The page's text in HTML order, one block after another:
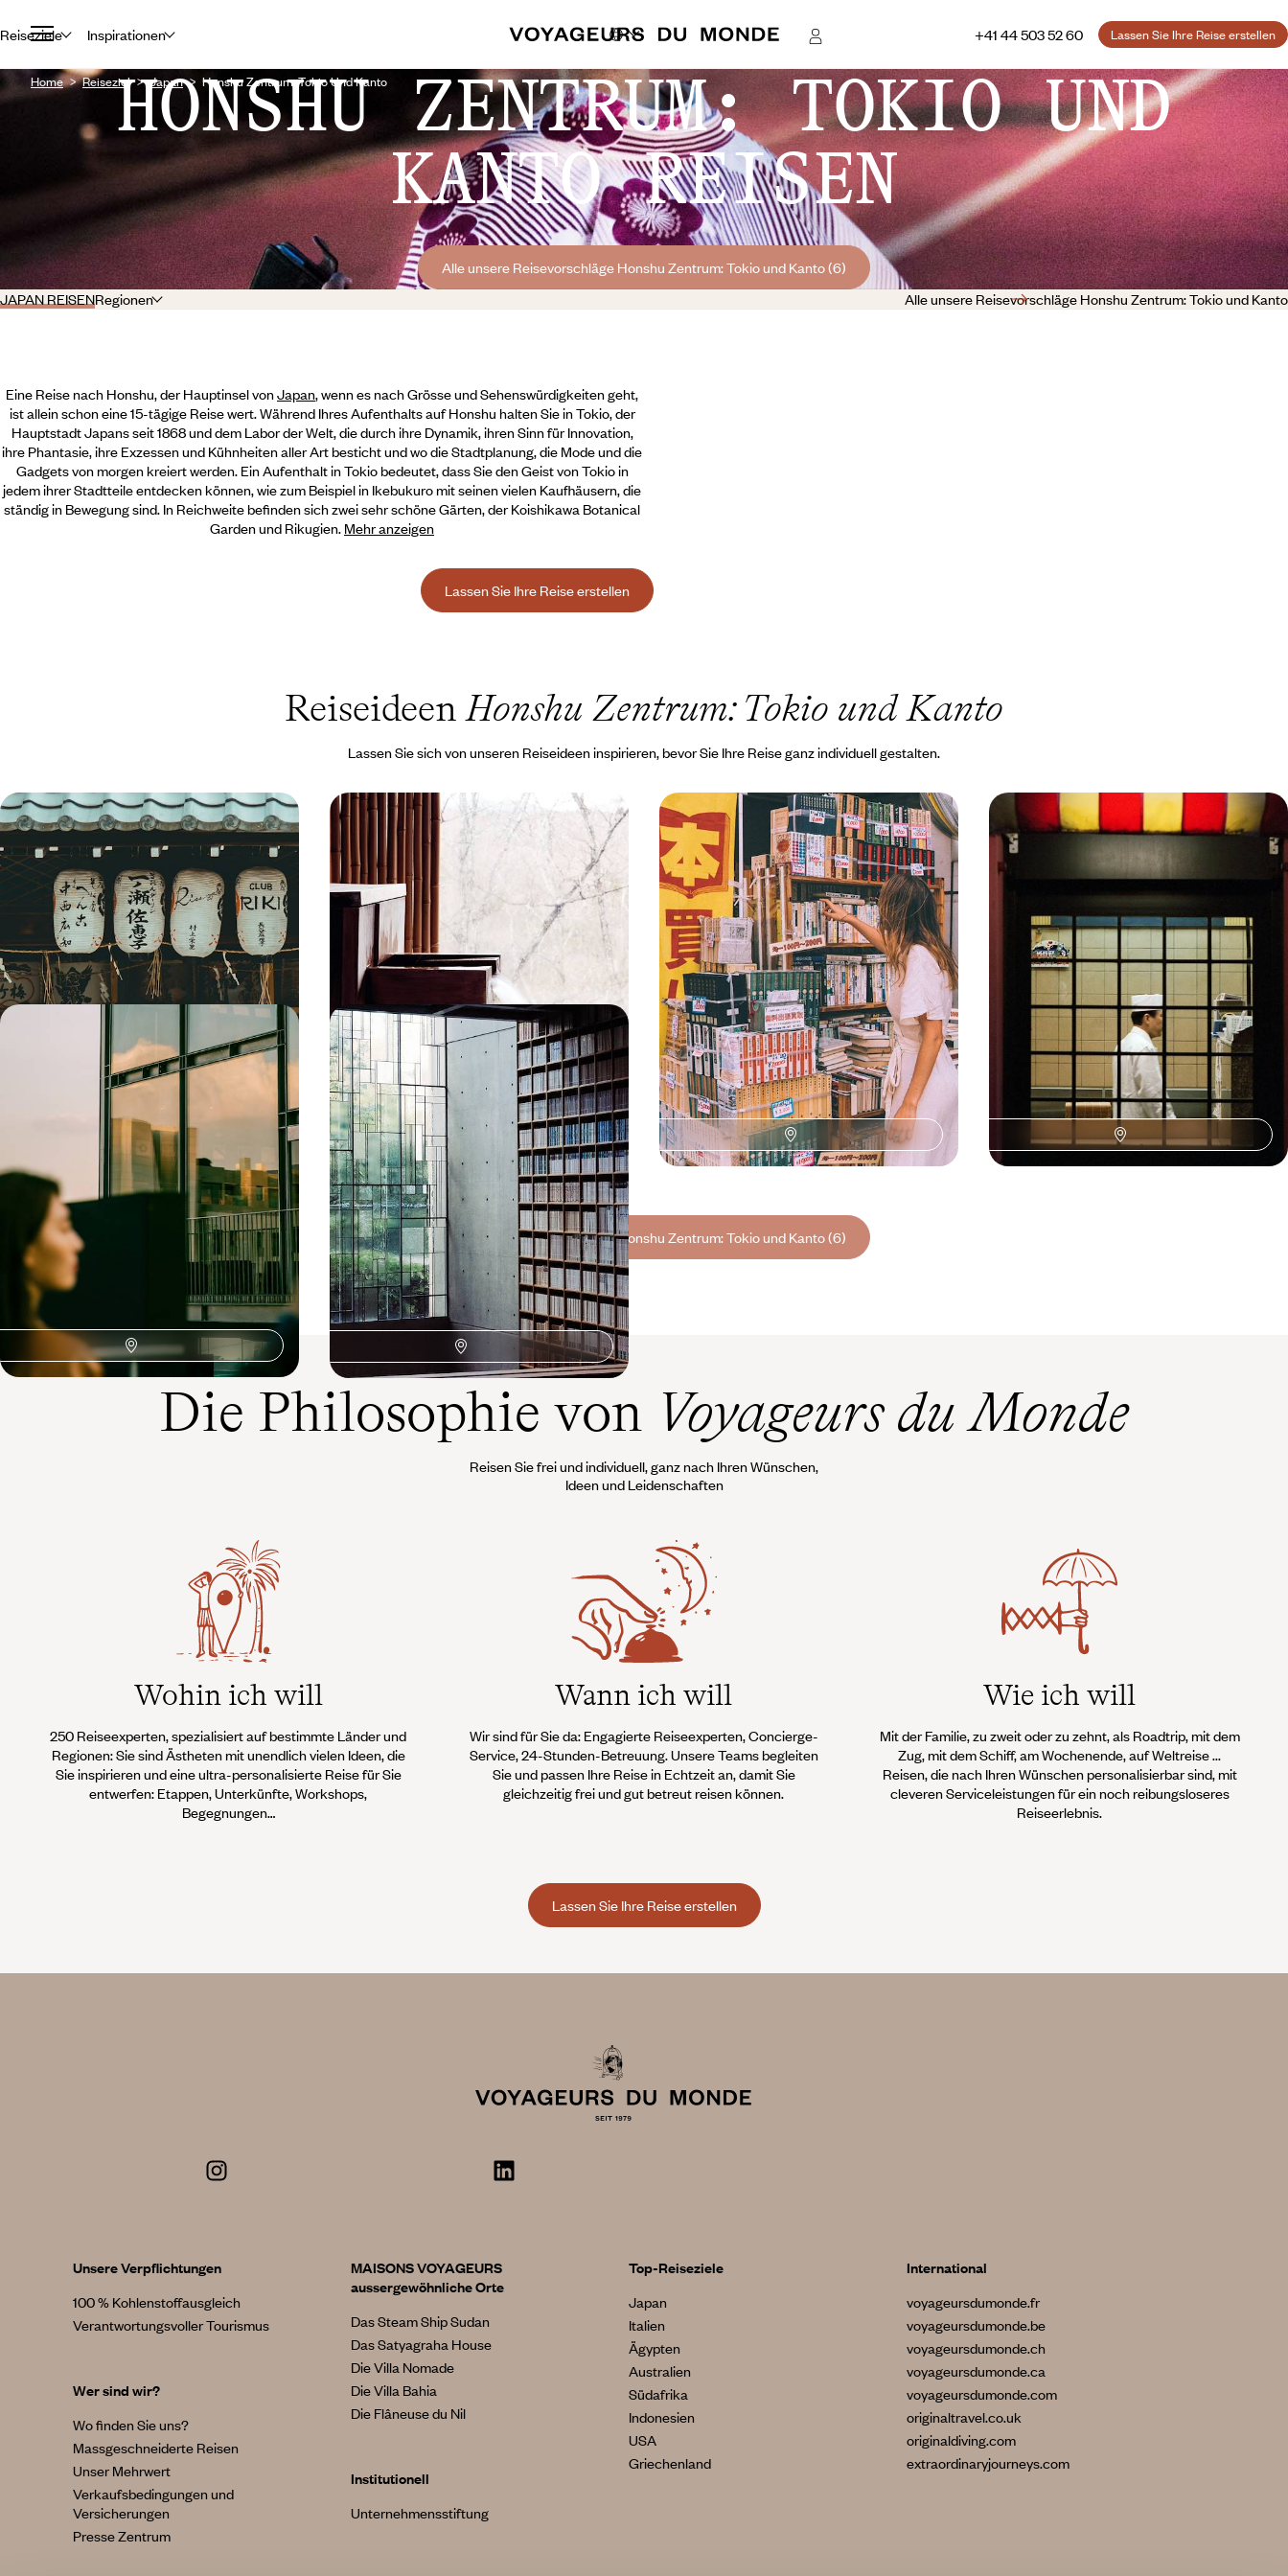
Reiseziele Inspirationen +41 44 503 52 60 Lassen Sie Ihre Reise erstellen
Home Reiseziel Japan Honshu Zentrum: Tokio Und Kanto
HONSHU ZENTRUM: TOKIO UND
KANTO REISEN
Alle unsere Reisevorschläge Honshu Zentrum: Tokio und Kanto (6)
JAPAN REISENRegionen Alle unsere Reisevorschläge Honshu Zentrum: Tokio und Kanto
Eine Reise nach Honshu, der Hauptinsel vonJapan, wenn es nach Grösse und Sehenswürdigkeiten geht,
ist allein schon eine 15-tägige Reise wert. Während Ihres Aufenthalts auf Honshu halten Sie in Tokio, der
Hauptstadt Japans seit 1868 und dem Labor der Welt, die durch ihre Dynamik, ihren Sinn für Innovation,
ihre Phantasie, ihre Exzessen und Kühnheiten aller Art besticht und wo die Stadtplanung, die Mode und die
Gadgets von morgen kreiert werden. Ein Aufenthalt in Tokio bedeutet, dass Sie den Geist von Tokio in
jedem ihrer Stadtteile entdecken können, wiezum Beispiel in Ikebukuro mit seinen vielen Kaufhäusern, die
ständig in Bewegung sind. In Reichweite befinden sich zwei sehr schöne Gärten, der Koishikawa Botanical
Garden und Rikugien. Mehr anzeigen
Lassen Sie Ihre Reise erstellen
ReiseideenHonshu Zentrum: Tokio und Kanto
Lassen Sie sich von unseren Reiseideen inspirieren, bevor Sie Ihre Reise ganz individuell gestalten.
Mit der Bahn von Tokyo zum Berg
Koya - Eine spirituelle Reise durch
Japan
Mit Leib und Seele in ein zartes und
magnetisches Japan eintauchen; mit dem Zug
von Stadt zu Stadt und von Berg zu Berg fahren
13 Tage, von CHF 4000 bis CHF 5300
Mit dem Zug von Tokyo nach
Kyoto - Urbanes Japan und Onsen-
Pause
Den ersten Schritt in Japan machen und von
Gebäuden bis Tempeln das Herz des Landes
entdecken
11 Tage, von CHF 4100 bis CHF 5700
Mangamania und Ryokan - Japan
mit Ihren angehenden Samurai
Tokyo, Kyoto, Osaka und nicht zu vergessen die
japanischen Alpen: eine Vielfalt an Welten, die
Sie mit Ihrer Familie entdecken können.
14 Tage, von CHF 4100 bis CHF 5100
Das Wesentliche Japans mit dem
Zug - Tokyo und die Alpen, Kyoto
und Miyajima
Mit dem Zug durch Japan reisen und Weltstädte,
mythische Landschaften und tausendjährige
Stätten durchqueren
15 Tage, von CHF 4700 bis CHF 6900
Korea und Japan im Spiegel - Auf
Schienen von Seoul nach Tokyo
Erleben Sie den städtischen Eifer in Seoul und
Tokyo, das Gewicht der Jahrhunderte in
Gyeongju und Kyoto, die sanfte Küstenlinie in
Busan und Fukuoka
18 Tage, von CHF 5300 bis CHF 6800
Architektenblicke und besondere
Hotels - Japan für Ästheten
Eine aussergewöhnliche Reise, um als
Privilegierter eine andere Lebenskunst und eine
rein japanische Ästhetik zu erleben
15 Tage, von CHF 7800 bis CHF 11500
Alle unsere Reisevorschläge Honshu Zentrum: Tokio und Kanto (6)
Die Philosophie von Voyageurs du Monde
Reisen Sie frei und individuell, ganz nach Ihren Wünschen,
Ideen und Leidenschaften
Wohin ich will
250 Reiseexperten, spezialisiert auf bestimmte Länder und
Regionen: Sie sind Ästheten mit unendlich vielen Ideen, die
Sie inspirieren und eine ultra-personalisierte Reise für Sie
entwerfen: Etappen, Unterkünfte, Workshops,
Begegnungen…
Wann ich will
Wir sind für Sie da: Engagierte Reiseexperten, Concierge-
Service, 24-Stunden-Betreuung. Unsere Teams begleiten
Sie und passen Ihre Reise in Echtzeit an, damit Sie
gleichzeitig frei und gut betreut reisen können.
Wie ich will
Mit der Familie, zu zweit oder zu zehnt, als Roadtrip, mit dem
Zug, mit dem Schiff, am Wochenende, auf Weltreise ...
Reisen, die nach Ihren Wünschen personalisierbar sind, mit
cleveren Serviceleistungen für ein noch reibungsloseres
Reiseerlebnis.
Lassen Sie Ihre Reise erstellen
Unsere Verpflichtungen
100 % Kohlenstoffausgleich
Verantwortungsvoller Tourismus
Wer sind wir?
Wo finden Sie uns?
Massgeschneiderte Reisen
Unser Mehrwert
Verkaufsbedingungen und
Versicherungen
Presse Zentrum
MAISONS VOYAGEURS
aussergewöhnliche Orte
Das Steam Ship Sudan
Das Satyagraha House
Die Villa Nomade
Die Villa Bahia
Die Flâneuse du Nil
Institutionell
Unternehmensstiftung
Top-Reiseziele
Japan
Italien
Ägypten
Australien
Südafrika
Indonesien
USA
Griechenland
International
voyageursdumonde.fr
voyageursdumonde.be
voyageursdumonde.ch
voyageursdumonde.ca
voyageursdumonde.com
originaltravel.co.uk
originaldiving.com
extraordinaryjourneys.com